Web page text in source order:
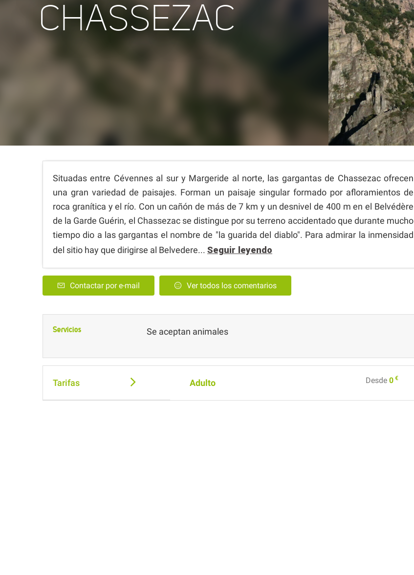
CHASSEZAC
Situadas entre Cévennes al sur y Margeride al norte, las gargantas de Chassezac ofrecen
una gran variedad de paisajes. Forman un paisaje singular formado por afloramientos de
roca granítica y el río. Con un cañón de más de 7 km y un desnivel de 400 m en el Belvédère
de la Garde Guérin, el Chassezac se distingue por su terreno accidentado que durante mucho
tiempo dio a las gargantas el nombre de "la guarida del diablo". Para admirar la inmensidad
del sitio hay que dirigirse al Belvedere... Seguir leyendo
Contactar por e-mail Ver todos los comentarios
Servicios Se aceptan animales
Tarifas Adulto Desde0 €